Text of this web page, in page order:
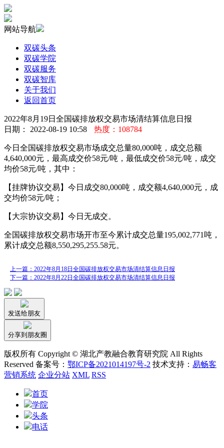
网站导航
双碳头条
双碳学院
双碳服务
双碳智库
关于我们
返回首页
2022年8月19日全国碳排放权交易市场清结算信息日报
日期： 2022-08-19 10:58
热度：108784
今日全国碳排放权交易市场成交总量80,000吨，成交总额
4,640,000元，最高成交价58元/吨，最低成交价58元/吨，成交
均价58元/吨，其中：
【挂牌协议交易】今日成交80,000吨，成交额4,640,000元，成
交均价58元/吨；
【大宗协议交易】今日无成交。
全国碳排放权交易市场开市至今累计成交总量195,002,771吨，
累计成交总额8,550,295,255.58元。
上一篇：2022年8月18日全国碳排放权交易市场清结算信息日报
下一篇：2022年8月22日全国碳排放权交易市场清结算信息日报
发送给朋友
分享到朋友圈
版权所有 Copyright © 湖北产教融合教育研究院 All Rights
Reserved 备案号： 鄂ICP备2021014197号-2 技术支持： 易畅客
营销系统 企业分站 XML RSS
首页
学院
头条
电话